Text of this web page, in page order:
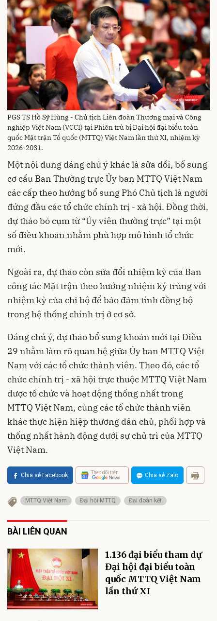
PGS TS Hồ Sỹ Hùng - Chủ tịch Liên đoàn Thương mại và Công
nghiệp Việt Nam (VCCI) tại Phiên trù bị Đại hội đại biểu toàn
quốc Mặt trận Tổ quốc (MTTQ) Việt Nam lần thứ XI, nhiệm kỳ
2026-2031.
Một nội dung đáng chú ý khác là sửa đổi, bổ sung
cơ cấu Ban Thường trực Ủy ban MTTQ Việt Nam
các cấp theo hướng bổ sung Phó Chủ tịch là người
đứng đầu các tổ chức chính trị - xã hội. Đồng thời,
dự thảo bỏ cụm từ “Ủy viên thường trực” tại một
số điều khoản nhằm phù hợp mô hình tổ chức
mới.
Ngoài ra, dự thảo còn sửa đổi nhiệm kỳ của Ban
công tác Mặt trận theo hướng nhiệm kỳ trùng với
nhiệm kỳ của chi bộ để bảo đảm tính đồng bộ
trong hệ thống chính trị ở cơ sở.
Đáng chú ý, dự thảo bổ sung khoản mới tại Điều
29 nhằm làm rõ quan hệ giữa Ủy ban MTTQ Việt
Nam với các tổ chức thành viên. Theo đó, các tổ
chức chính trị - xã hội trực thuộc MTTQ Việt Nam
được tổ chức và hoạt động thống nhất trong
MTTQ Việt Nam, cùng các tổ chức thành viên
khác thực hiện hiệp thương dân chủ, phối hợp và
thống nhất hành động dưới sự chủ trì của MTTQ
Việt Nam.
Chia sẻ Facebook Theo dõi trên Chia sẻ Zalo
MTTQ Việt Nam Đại hội MTTQ Đại đoàn kết
BÀI LIÊN QUAN
1.136 đại biểu tham dự
Đại hội đại biểu toàn
quốc MTTQ Việt Nam
lần thứ XI